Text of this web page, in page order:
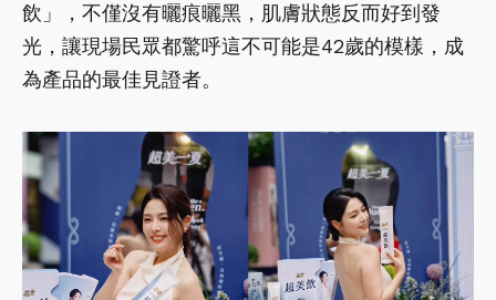
飲」，不僅沒有曬痕曬黑，肌膚狀態反而好到發
光，讓現場民眾都驚呼這不可能是42歲的模樣，成
為產品的最佳見證者。